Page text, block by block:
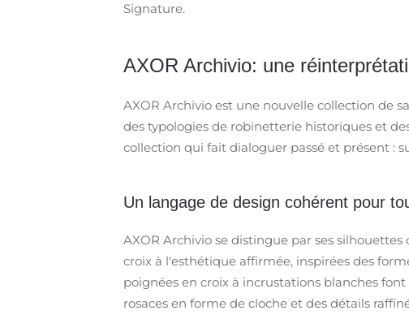
Signature.
AXOR Archivio: une
AXOR Archivio est une nouvelle collection de
des typologies de robinetterie historiques et
collection qui fait dialoguer passé et présent :
Un langage de design cohérent pour
AXOR Archivio se distingue par ses silhouettes
croix à l'esthétique affirmée, inspirées des
poignées en croix à incrustations blanches
rosaces en forme de cloche et des détails